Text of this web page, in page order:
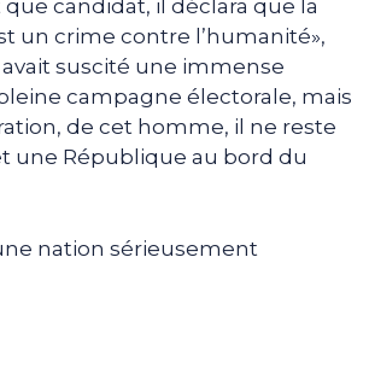
candidat, il déclara que la
un crime contre l’humanité»,
suscité une immense
campagne électorale, mais
de cet homme, il ne reste
une République au bord du
nation sérieusement